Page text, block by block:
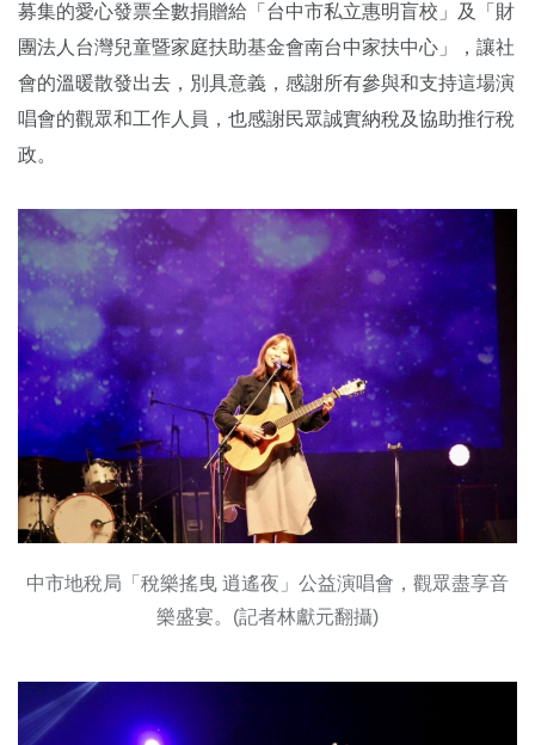
募集的愛心發票全數捐贈給「台中市私立惠明盲校」及「財
團法人台灣兒童暨家庭扶助基金會南台中家扶中心」，讓社
會的溫暖散發出去，別具意義，感謝所有參與和支持這場演
唱會的觀眾和工作人員，也感謝民眾誠實納稅及協助推行稅
政。
中市地稅局「稅樂搖曳 逍遙夜」公益演唱會，觀眾盡享音
樂盛宴。(記者林獻元翻攝)